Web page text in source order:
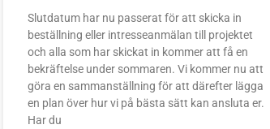
Slutdatum har nu passerat för att skicka in
beställning eller intresseanmälan till projektet
och alla som har skickat in kommer att få en
bekräftelse under sommaren. Vi kommer nu att
göra en sammanställning för att därefter lägga
en plan över hur vi på bästa sätt kan ansluta er.
Har du